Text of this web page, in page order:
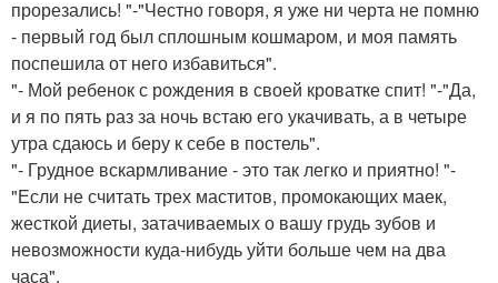
прорезались! "-"Честно говоря, я уже ни черта не помню
- первый год был сплошным кошмаром, и моя память
поспешила от него избавиться".
"- Мой ребенок с рождения в своей кроватке спит! "-"Да,
и я по пять раз за ночь встаю его укачивать, а в четыре
утра сдаюсь и беру к себе в постель".
"- Грудное вскармливание - это так легко и приятно! "-
"Если не считать трех маститов, промокающих маек,
жесткой диеты, затачиваемых о вашу грудь зубов и
невозможности куда-нибудь уйти больше чем на два
часа".